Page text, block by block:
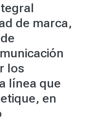
de marca,
los
línea que
en